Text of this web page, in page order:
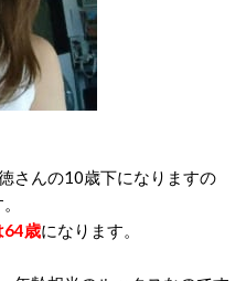
さんの10歳下になりますの
64歳になります。